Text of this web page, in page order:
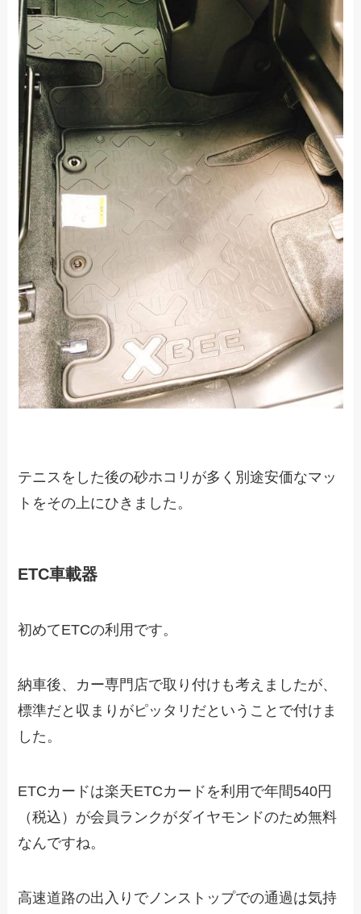
テニスをした後の砂ホコリが多く別途安価なマッ
トをその上にひきました。
ETC車載器
初めてETCの利用です。
納車後、カー専門店で取り付けも考えましたが、
標準だと収まりがピッタリだということで付けま
した。
ETCカードは楽天ETCカードを利用で年間540円
（税込）が会員ランクがダイヤモンドのため無料
なんですね。
高速道路の出入りでノンストップでの通過は気持